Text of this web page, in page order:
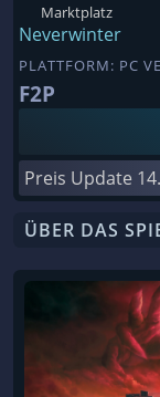
Marktplatz
Neverwinter
PLATTFORM: PC
F2P
Preis Update
ÜBER DAS